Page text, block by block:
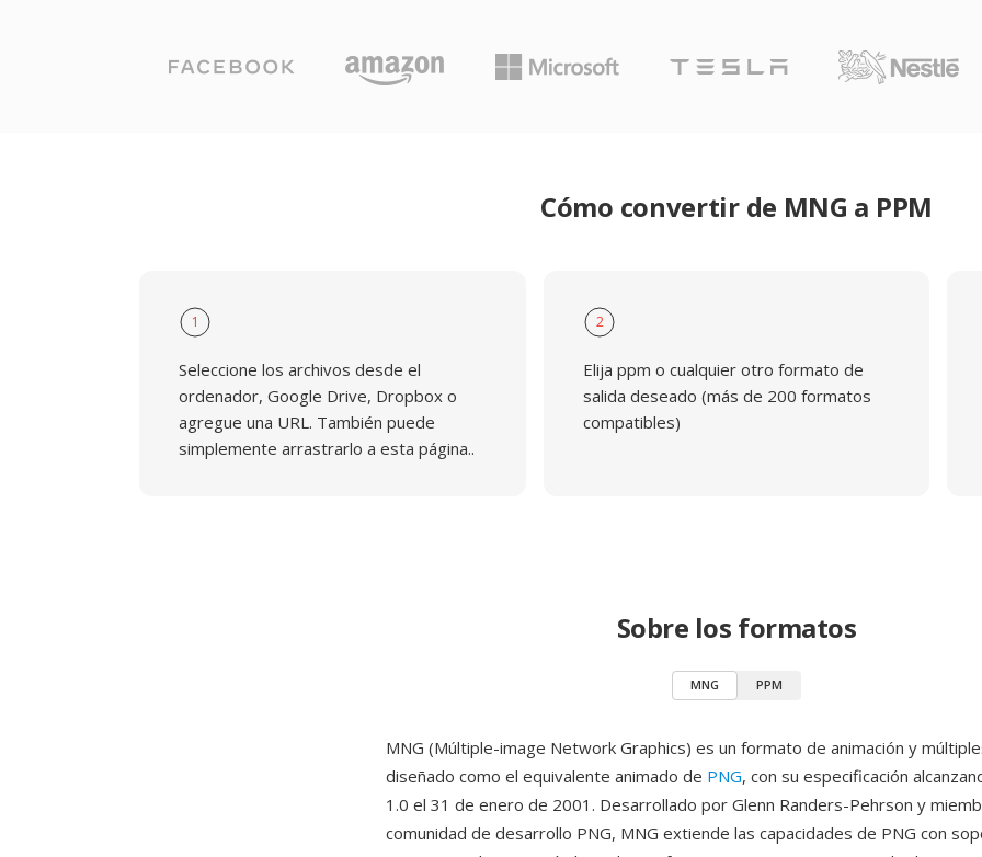
Cómo convertir de MNG a PPM
1
Seleccione los archivos desde el
ordenador, Google Drive, Dropbox o
agregue una URL. También puede
simplemente arrastrarlo a esta página..
2
Elija ppm o cualquier otro formato de
salida deseado (más de 200 formatos
compatibles)
Sobre los formatos
MNG PPM
MNG (Múltiple-image Network Graphics) es un formato de animación y
diseñado como el equivalente animado de PNG, con su especificación
1.0 el 31 de enero de 2001. Desarrollado por Glenn Randers-Pehrson y
comunidad de desarrollo PNG, MNG extiende las capacidades de PNG con